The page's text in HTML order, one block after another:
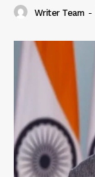
Writer Team -